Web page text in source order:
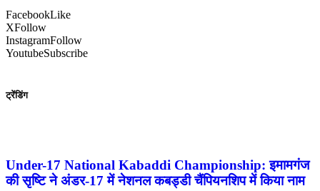
FacebookLike
XFollow
InstagramFollow
YoutubeSubscribe
ट्रेंडिंग
Under-17 National Kabaddi Championship: इमामगंज
की सृष्टि ने अंडर-17 में नेशनल कबड्डी चैंपियनशिप में किया नाम